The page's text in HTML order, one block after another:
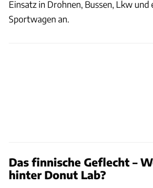
Einsatz in Drohnen, Bussen, Lkw und
Sportwagen an.
Das finnische Geflecht –
hinter Donut Lab?